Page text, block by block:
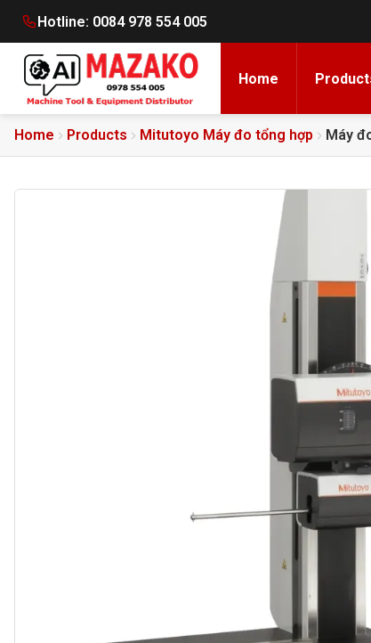
Hotline: 0084 978 554 005
Home
Home Products Mitutoyo Máy đo tổng hợp Máy